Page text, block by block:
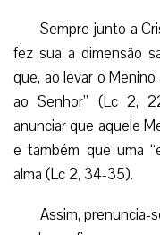
Sempre junto a
fez sua a dimensão
que, ao levar o
ao Senhor” (Lc 2,
anunciar que aquele
e também que uma
alma (Lc 2, 34-35).
Assim, prenuncia-